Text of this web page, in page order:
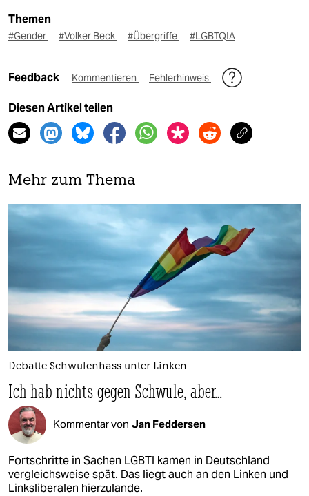
Themen
#Gender #Volker Beck #Übergriffe #LGBTQIA
Feedback Kommentieren Fehlerhinweis
Diesen Artikel teilen
Mehr zum Thema
Debatte Schwulenhass unter Linken
Ich hab nichts gegen Schwule, aber…
Kommentar von Jan Feddersen
Fortschritte in Sachen LGBTI kamen in Deutschland
vergleichsweise spät. Das liegt auch an den Linken und
Linksliberalen hierzulande.